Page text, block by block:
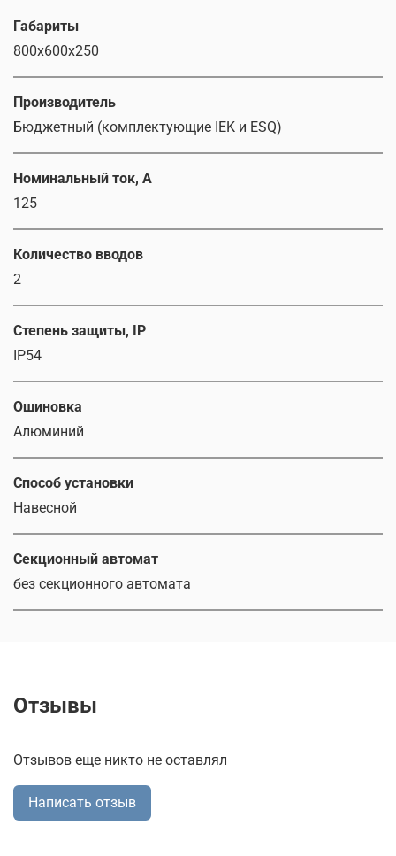
Габариты
800х600х250
Производитель
Бюджетный (комплектующие IEK и ESQ)
Номинальный ток, А
125
Количество вводов
2
Степень защиты, IP
IP54
Ошиновка
Алюминий
Способ установки
Навесной
Секционный автомат
без секционного автомата
Отзывы
Отзывов еще никто не оставлял
Написать отзыв